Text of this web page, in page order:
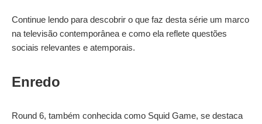
Continue lendo para descobrir o que faz desta série um marco
na televisão contemporânea e como ela reflete questões
sociais relevantes e atemporais.
Enredo
Round 6, também conhecida como Squid Game, se destaca